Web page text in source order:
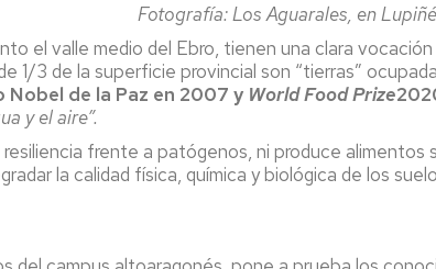
Fotografía: Los Aguarales, en
el valle medio del Ebro, tienen una clara
1/3 de la superficie provincial son “tierras”
Nobel de la Paz en 2007 y World Food Prize
y el aire”.
frente a patógenos, ni produce
la calidad física, química y biológica de los